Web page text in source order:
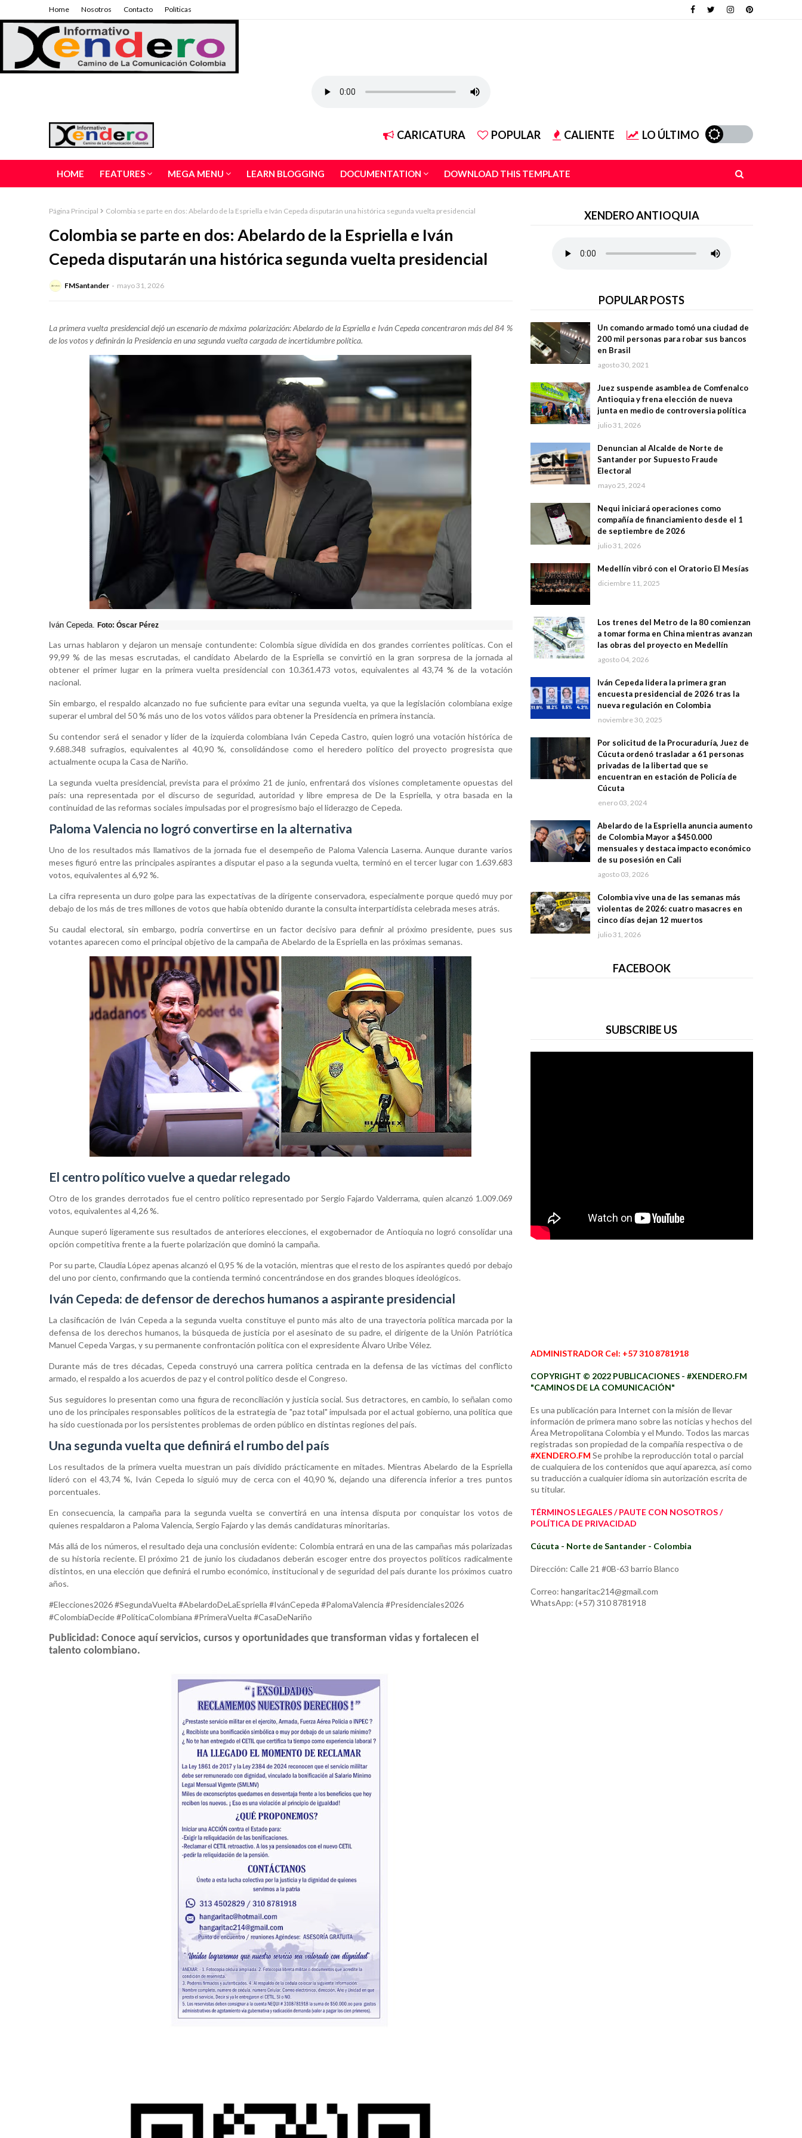
Home Nosotros Contacto Políticas
CARICATURA POPULAR CALIENTE LO ÚLTIMO
HOME FEATURES MEGA MENU LEARN BLOGGING DOCUMENTATION DOWNLOAD THIS TEMPLATE
Página Principal Colombia se parte en dos: Abelardo de la Espriella e Iván Cepeda disputarán una histórica segunda vuelta presidencial
Colombia se parte en dos: Abelardo de la Espriella e Iván
Cepeda disputarán una histórica segunda vuelta presidencial
FMSantander mayo 31, 2026
La primera vuelta presidencial dejó un escenario de máxima polarización: Abelardo de la Espriella e Iván Cepeda concentraron más del 84 %
de los votos y definirán la Presidencia en una segunda vuelta cargada de incertidumbre política.
Iván Cepeda. Foto: Óscar Pérez
Las urnas hablaron y dejaron un mensaje contundente: Colombia sigue dividida en dos grandes corrientes políticas. Con el
99,99 % de las mesas escrutadas, el candidato Abelardo de la Espriella se convirtió en la gran sorpresa de la jornada al
obtener el primer lugar en la primera vuelta presidencial con 10.361.473 votos, equivalentes al 43,74 % de la votación
nacional.
Sin embargo, el respaldo alcanzado no fue suficiente para evitar una segunda vuelta, ya que la legislación colombiana exige
superar el umbral del 50 % más uno de los votos válidos para obtener la Presidencia en primera instancia.
Su contendor será el senador y líder de la izquierda colombiana Iván Cepeda Castro, quien logró una votación histórica de
9.688.348 sufragios, equivalentes al 40,90 %, consolidándose como el heredero político del proyecto progresista que
actualmente ocupa la Casa de Nariño.
La segunda vuelta presidencial, prevista para el próximo 21 de junio, enfrentará dos visiones completamente opuestas del
país: una representada por el discurso de seguridad, autoridad y libre empresa de De la Espriella, y otra basada en la
continuidad de las reformas sociales impulsadas por el progresismo bajo el liderazgo de Cepeda.
Paloma Valencia no logró convertirse en la alternativa
Uno de los resultados más llamativos de la jornada fue el desempeño de Paloma Valencia Laserna. Aunque durante varios
meses figuró entre las principales aspirantes a disputar el paso a la segunda vuelta, terminó en el tercer lugar con 1.639.683
votos, equivalentes al 6,92 %.
La cifra representa un duro golpe para las expectativas de la dirigente conservadora, especialmente porque quedó muy por
debajo de los más de tres millones de votos que había obtenido durante la consulta interpartidista celebrada meses atrás.
Su caudal electoral, sin embargo, podría convertirse en un factor decisivo para definir al próximo presidente, pues sus
votantes aparecen como el principal objetivo de la campaña de Abelardo de la Espriella en las próximas semanas.
El centro político vuelve a quedar relegado
Otro de los grandes derrotados fue el centro político representado por Sergio Fajardo Valderrama, quien alcanzó 1.009.069
votos, equivalentes al 4,26 %.
Aunque superó ligeramente sus resultados de anteriores elecciones, el exgobernador de Antioquia no logró consolidar una
opción competitiva frente a la fuerte polarización que dominó la campaña.
Por su parte, Claudia López apenas alcanzó el 0,95 % de la votación, mientras que el resto de los aspirantes quedó por debajo
del uno por ciento, confirmando que la contienda terminó concentrándose en dos grandes bloques ideológicos.
Iván Cepeda: de defensor de derechos humanos a aspirante presidencial
La clasificación de Iván Cepeda a la segunda vuelta constituye el punto más alto de una trayectoria política marcada por la
defensa de los derechos humanos, la búsqueda de justicia por el asesinato de su padre, el dirigente de la Unión Patriótica
Manuel Cepeda Vargas, y su permanente confrontación política con el expresidente Álvaro Uribe Vélez.
Durante más de tres décadas, Cepeda construyó una carrera política centrada en la defensa de las víctimas del conflicto
armado, el respaldo a los acuerdos de paz y el control político desde el Congreso.
Sus seguidores lo presentan como una figura de reconciliación y justicia social. Sus detractores, en cambio, lo señalan como
uno de los principales responsables políticos de la estrategia de "paz total" impulsada por el actual gobierno, una política que
ha sido cuestionada por los persistentes problemas de orden público en distintas regiones del país.
Una segunda vuelta que definirá el rumbo del país
Los resultados de la primera vuelta muestran un país dividido prácticamente en mitades. Mientras Abelardo de la Espriella
lideró con el 43,74 %, Iván Cepeda lo siguió muy de cerca con el 40,90 %, dejando una diferencia inferior a tres puntos
porcentuales.
En consecuencia, la campaña para la segunda vuelta se convertirá en una intensa disputa por conquistar los votos de
quienes respaldaron a Paloma Valencia, Sergio Fajardo y las demás candidaturas minoritarias.
Más allá de los números, el resultado deja una conclusión evidente: Colombia entrará en una de las campañas más polarizadas
de su historia reciente. El próximo 21 de junio los ciudadanos deberán escoger entre dos proyectos políticos radicalmente
distintos, en una elección que definirá el rumbo económico, institucional y de seguridad del país durante los próximos cuatro
años.
#Elecciones2026 #SegundaVuelta #AbelardoDeLaEspriella #IvánCepeda #PalomaValencia #Presidenciales2026
#ColombiaDecide #PolíticaColombiana #PrimeraVuelta #CasaDeNariño
Publicidad: Conoce aquí servicios, cursos y oportunidades que transforman vidas y fortalecen el
talento colombiano.
XENDERO ANTIOQUIA
POPULAR POSTS
Un comando armado tomó una ciudad de
200 mil personas para robar sus bancos
en Brasil
agosto 30, 2021
Juez suspende asamblea de Comfenalco
Antioquia y frena elección de nueva
junta en medio de controversia política
julio 31, 2026
Denuncian al Alcalde de Norte de
Santander por Supuesto Fraude
Electoral
mayo 25, 2024
Nequi iniciará operaciones como
compañía de financiamiento desde el 1
de septiembre de 2026
julio 31, 2026
Medellín vibró con el Oratorio El Mesías
diciembre 11, 2025
Los trenes del Metro de la 80 comienzan
a tomar forma en China mientras avanzan
las obras del proyecto en Medellín
agosto 04, 2026
Iván Cepeda lidera la primera gran
encuesta presidencial de 2026 tras la
nueva regulación en Colombia
noviembre 30, 2025
Por solicitud de la Procuraduría, Juez de
Cúcuta ordenó trasladar a 61 personas
privadas de la libertad que se
encuentran en estación de Policía de
Cúcuta
enero 03, 2024
Abelardo de la Espriella anuncia aumento
de Colombia Mayor a $450.000
mensuales y destaca impacto económico
de su posesión en Cali
agosto 03, 2026
Colombia vive una de las semanas más
violentas de 2026: cuatro masacres en
cinco días dejan 12 muertos
julio 31, 2026
FACEBOOK
SUBSCRIBE US
ADMINISTRADOR Cel: +57 310 8781918
COPYRIGHT © 2022 PUBLICACIONES - #XENDERO.FM
"CAMINOS DE LA COMUNICACIÓN"
Es una publicación para Internet con la misión de llevar
información de primera mano sobre las noticias y hechos del
Área Metropolitana Colombia y el Mundo. Todos las marcas
registradas son propiedad de la compañía respectiva o de
#XENDERO.FM Se prohíbe la reproducción total o parcial
de cualquiera de los contenidos que aquí aparezca, así como
su traducción a cualquier idioma sin autorización escrita de
su titular.
TÉRMINOS LEGALES / PAUTE CON NOSOTROS /
POLÍTICA DE PRIVACIDAD
Cúcuta - Norte de Santander - Colombia
Dirección: Calle 21 #0B-63 barrio Blanco
Correo: hangaritac214@gmail.com
WhatsApp: (+57) 310 8781918